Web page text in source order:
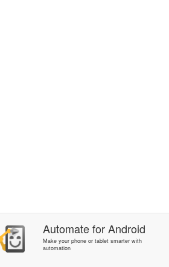
AutomateforAndroid
Make your phone or tablet smarter with
automation